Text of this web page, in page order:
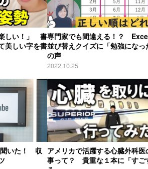
しい！」 書
美しい字を書
専門家でも間違える！？
並び替えクイズに「勉強になっ
の声
2022.10.25
いた！ 収 アメリカで活躍する心臓外科医
事って？ 貴重な１本に「すご